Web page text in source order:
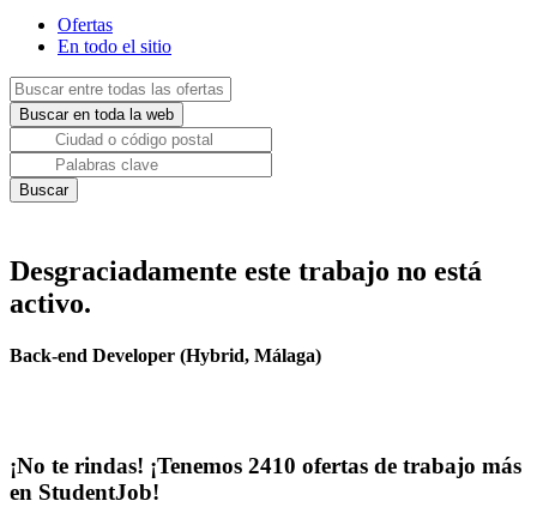
Ofertas
En todo el sitio
Desgraciadamente este trabajo no está
activo.
Back-end Developer (Hybrid, Málaga)
¡No te rindas! ¡Tenemos 2410 ofertas de trabajo más
en StudentJob!